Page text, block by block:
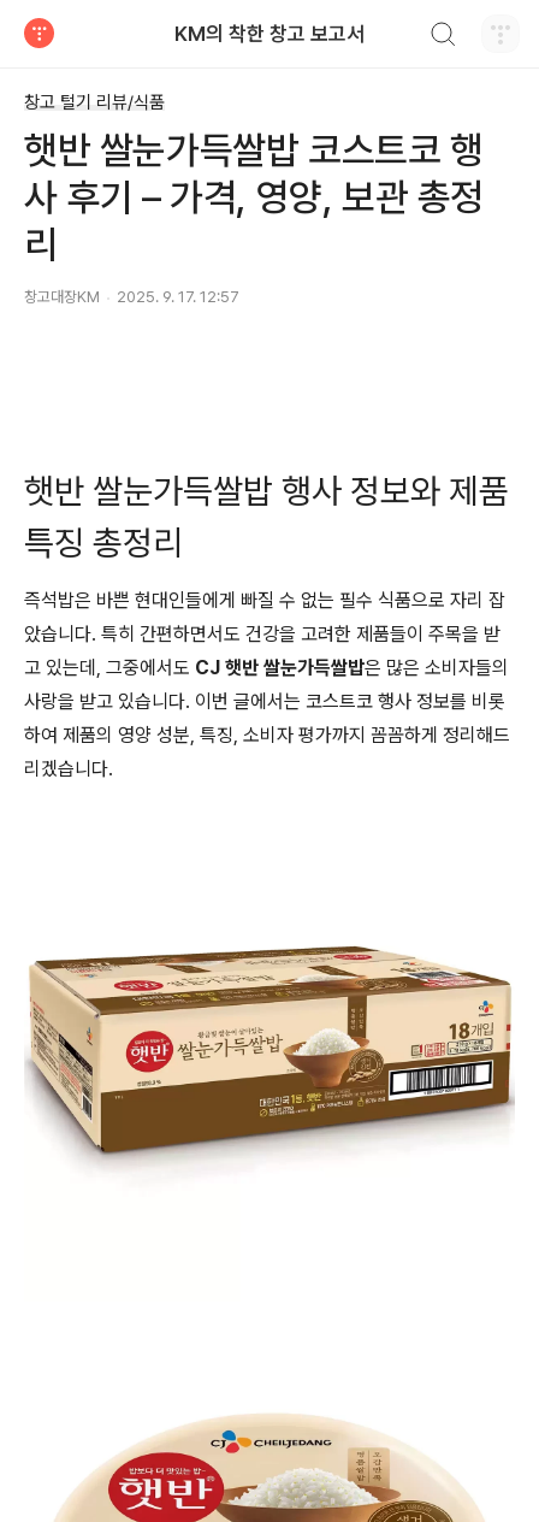
KM의 착한 창고 보고서
창고 털기 리뷰/식품
햇반 쌀눈가득쌀밥 코스트코 행
사 후기 – 가격, 영양, 보관 총정
리
창고대장KM 2025. 9. 17. 12:57
햇반 쌀눈가득쌀밥 행사 정보와 제품
특징 총정리
즉석밥은 바쁜 현대인들에게 빠질 수 없는 필수 식품으로 자리 잡
았습니다. 특히 간편하면서도 건강을 고려한 제품들이 주목을 받
고 있는데, 그중에서도 CJ 햇반 쌀눈가득쌀밥은 많은 소비자들의
사랑을 받고 있습니다. 이번 글에서는 코스트코 행사 정보를 비롯
하여 제품의 영양 성분, 특징, 소비자 평가까지 꼼꼼하게 정리해드
리겠습니다.